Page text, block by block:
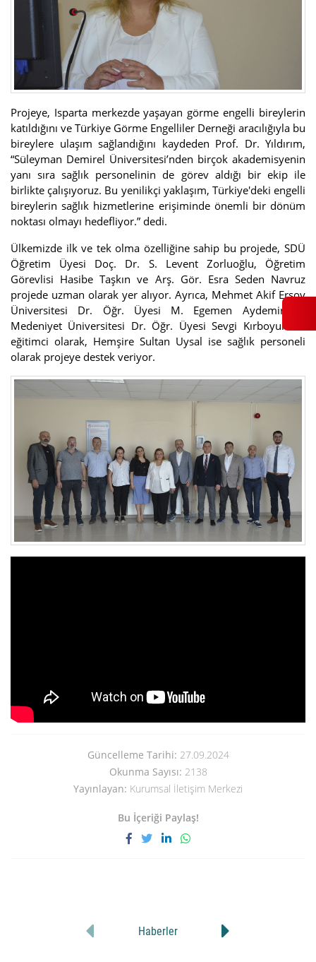
Projeye, Isparta merkezde yaşayan görme engelli bireylerin
katıldığını ve Türkiye Görme Engelliler Derneği aracılığıyla bu
bireylere ulaşım sağlandığını kaydeden Prof. Dr. Yıldırım,
“Süleyman Demirel Üniversitesi’nden birçok akademisyenin
yanı sıra sağlık personelinin de görev aldığı bir ekip ile
birlikte çalışıyoruz. Bu yenilikçi yaklaşım, Türkiye'deki engelli
bireylerin sağlık hizmetlerine erişiminde önemli bir dönüm
noktası olmayı hedefliyor.” dedi.
Ülkemizde ilk ve tek olma özelliğine sahip bu projede, SDÜ
Öğretim Üyesi Doç. Dr. S. Levent Zorluoğlu, Öğretim
Görevlisi Hasibe Taşkın ve Arş. Gör. Esra Seden Navruz
projede uzman olarak yer alıyor. Ayrıca, Mehmet Akif Ersoy
Üniversitesi Dr. Öğr. Üyesi M. Egemen Aydemir ve
Medeniyet Üniversitesi Dr. Öğr. Üyesi Sevgi Kırboyun da
eğitimci olarak, Hemşire Sultan Uysal ise sağlık personeli
olarak projeye destek veriyor.
Güncelleme Tarihi: 27.09.2024
Okunma Sayısı: 2138
Yayınlayan: Kurumsal İletişim Merkezi
Bu İçeriği Paylaş!
Haberler